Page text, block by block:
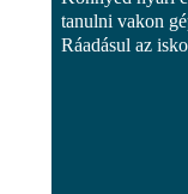
tanulni vakon
Ráadásul az